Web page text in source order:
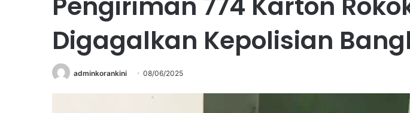
Digagalkan Kepolisian
adminkorankini 08/06/2025